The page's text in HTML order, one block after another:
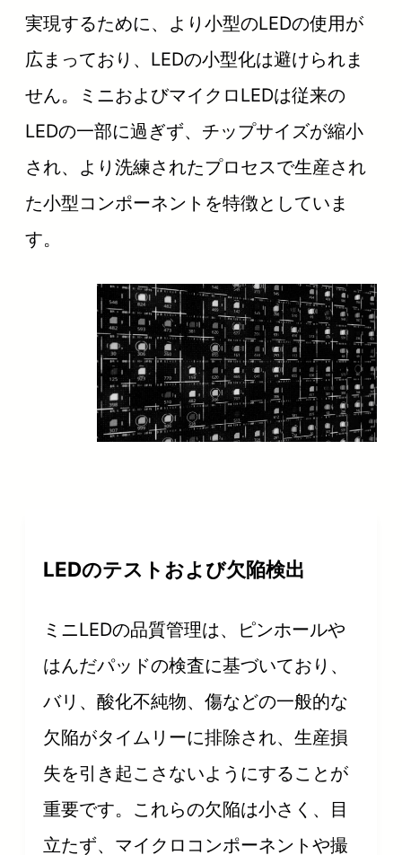
実現するために、より小型のLEDの使用が
広まっており、LEDの小型化は避けられま
せん。ミニおよびマイクロLEDは従来の
LEDの一部に過ぎず、チップサイズが縮小
され、より洗練されたプロセスで生産され
た小型コンポーネントを特徴としていま
す。
LEDのテストおよび欠陥検出
ミニLEDの品質管理は、ピンホールや
はんだパッドの検査に基づいており、
バリ、酸化不純物、傷などの一般的な
欠陥がタイムリーに排除され、生産損
失を引き起こさないようにすることが
重要です。これらの欠陥は小さく、目
立たず、マイクロコンポーネントや撮